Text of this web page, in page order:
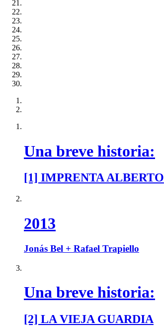
Una breve historia:
[1] IMPRENTA ALBERTO
2013
Jonás Bel + Rafael Trapiello
Una breve historia:
[2] LA VIEJA GUARDIA